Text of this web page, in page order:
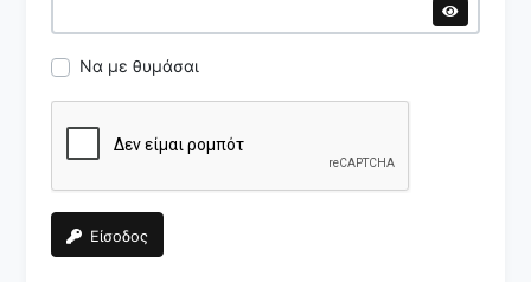
Να με θυμάσαι
Είσοδος